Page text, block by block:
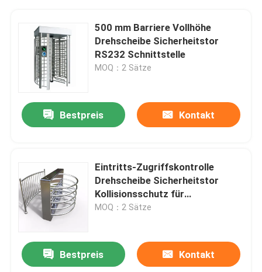
500 mm Barriere Vollhöhe
Drehscheibe Sicherheitstor
RS232 Schnittstelle
MOQ：2 Sätze
Bestpreis Kontakt
Eintritts-Zugriffskontrolle
Drehscheibe Sicherheitstor
Kollisionsschutz für
Krankenhäuser
MOQ：2 Sätze
Bestpreis Kontakt